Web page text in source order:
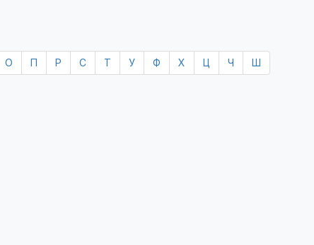
О П Р С Т У Ф Х Ц Ч Ш